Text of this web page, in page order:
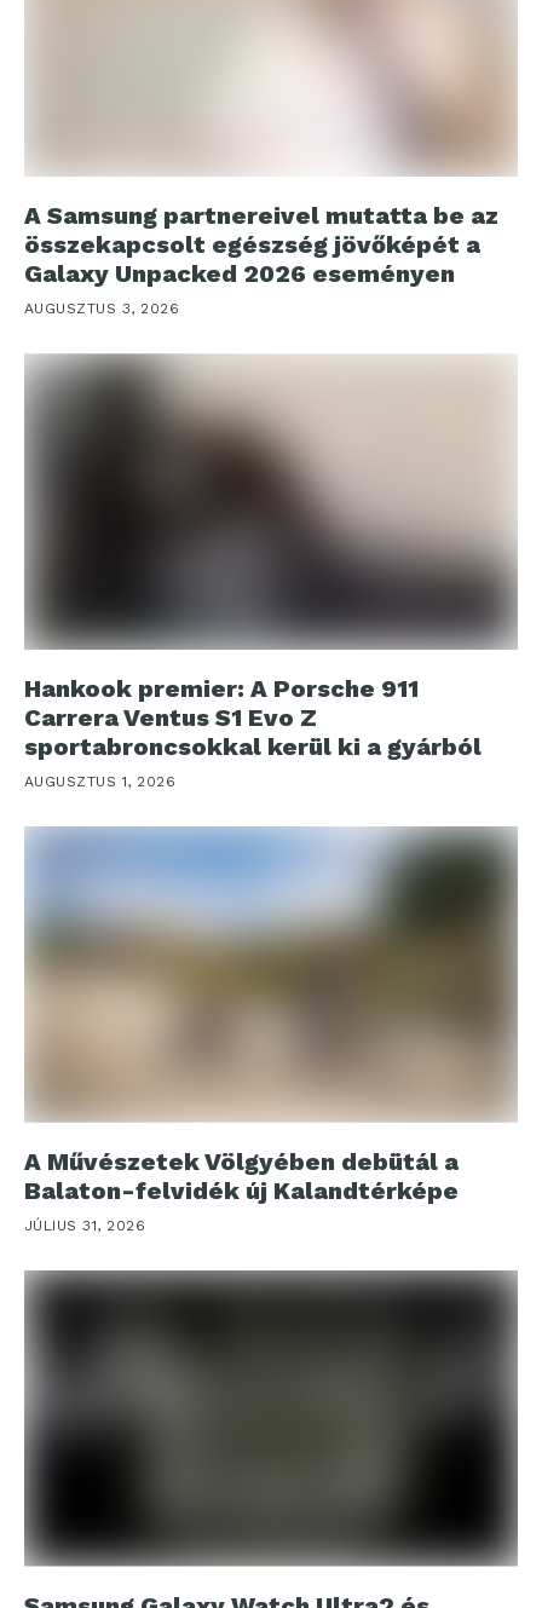
A Samsung partnereivel mutatta be az
összekapcsolt egészség jövőképét a
Galaxy Unpacked 2026 eseményen
AUGUSZTUS 3, 2026
Hankook premier: A Porsche 911
Carrera Ventus S1 Evo Z
sportabroncsokkal kerül ki a gyárból
AUGUSZTUS 1, 2026
A Művészetek Völgyében debütál a
Balaton-felvidék új Kalandtérképe
JÚLIUS 31, 2026